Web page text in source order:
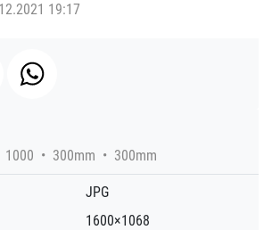
19:17
1000 300mm 300mm
JPG
1600×1068